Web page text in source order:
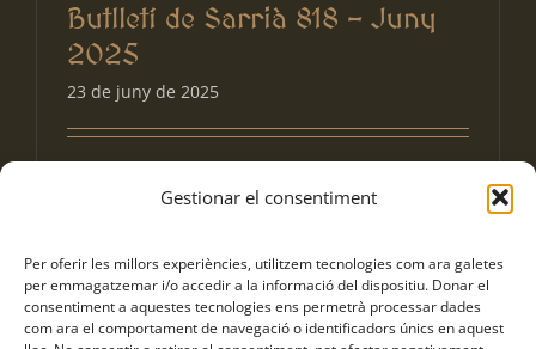
Gestionar el consentiment
Per oferir les millors experiències, utilitzem tecnologies com ara galetes
per emmagatzemar i/o accedir a la informació del dispositiu. Donar el
consentiment a aquestes tecnologies ens permetrà processar dades
com ara el comportament de navegació o identificadors únics en aquest
Butlletí de Sarrià 818 – Juny
2025
23 de juny de 2025
Anterior Següent